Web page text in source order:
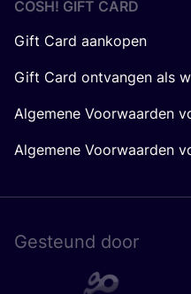
COSH! GIFT CARD
Gift Card aankopen
Gift Card ontvangen als
Algemene Voorwaarden
Algemene Voorwaarden
Gesteund door